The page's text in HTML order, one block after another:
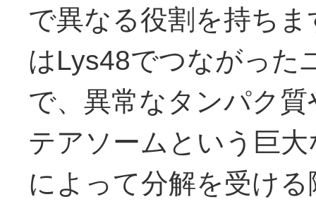
で異なる役割を持ち
はLys48でつながった
で、異常なタンパク
テアソームという巨
によって分解を受け